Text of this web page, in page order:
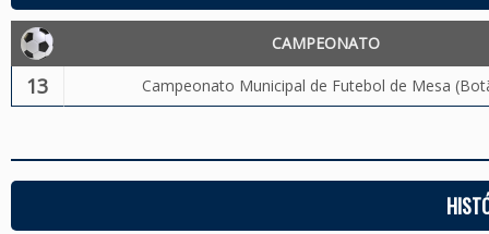
CAMPEONATO
13 Campeonato Municipal de Futebol de Mesa